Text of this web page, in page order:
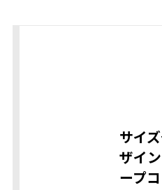
サイ
ザイ
ープ